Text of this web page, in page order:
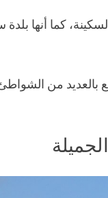
كما أنها بلدة
من